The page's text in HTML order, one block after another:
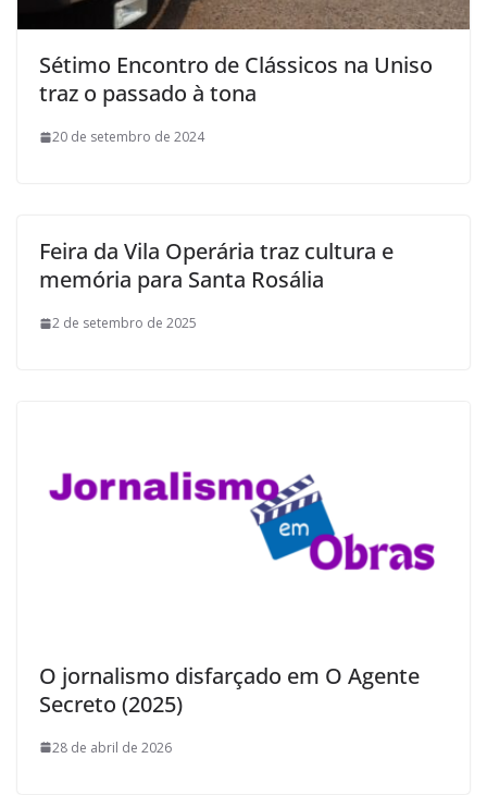
Sétimo Encontro de Clássicos na Uniso
traz o passado à tona
20 de setembro de 2024
Feira da Vila Operária traz cultura e
memória para Santa Rosália
2 de setembro de 2025
O jornalismo disfarçado em O Agente
Secreto (2025)
28 de abril de 2026